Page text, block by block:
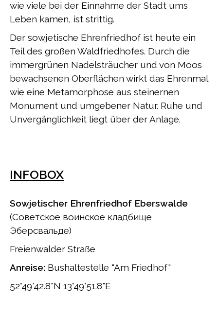
wie viele bei der Einnahme der Stadt ums
Leben kamen, ist strittig.
Der sowjetische Ehrenfriedhof ist heute ein
Teil des großen Waldfriedhofes. Durch die
immergrünen Nadelsträucher und von Moos
bewachsenen Oberflächen wirkt das Ehrenmal
wie eine Metamorphose aus steinernen
Monument und umgebener Natur. Ruhe und
Unvergänglichkeit liegt über der Anlage.
INFOBOX
Sowjetischer Ehrenfriedhof Eberswalde
(Советское воинское кладбище
Эберсвальде)
Freienwalder Straße
Anreise: Bushaltestelle "Am Friedhof"
52°49'42.8"N 13°49'51.8"E